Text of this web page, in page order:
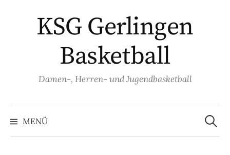
KSG Gerlingen
Basketball
Damen-, Herren- und Jugendbasketball
MENÜ
Suchen
nach: